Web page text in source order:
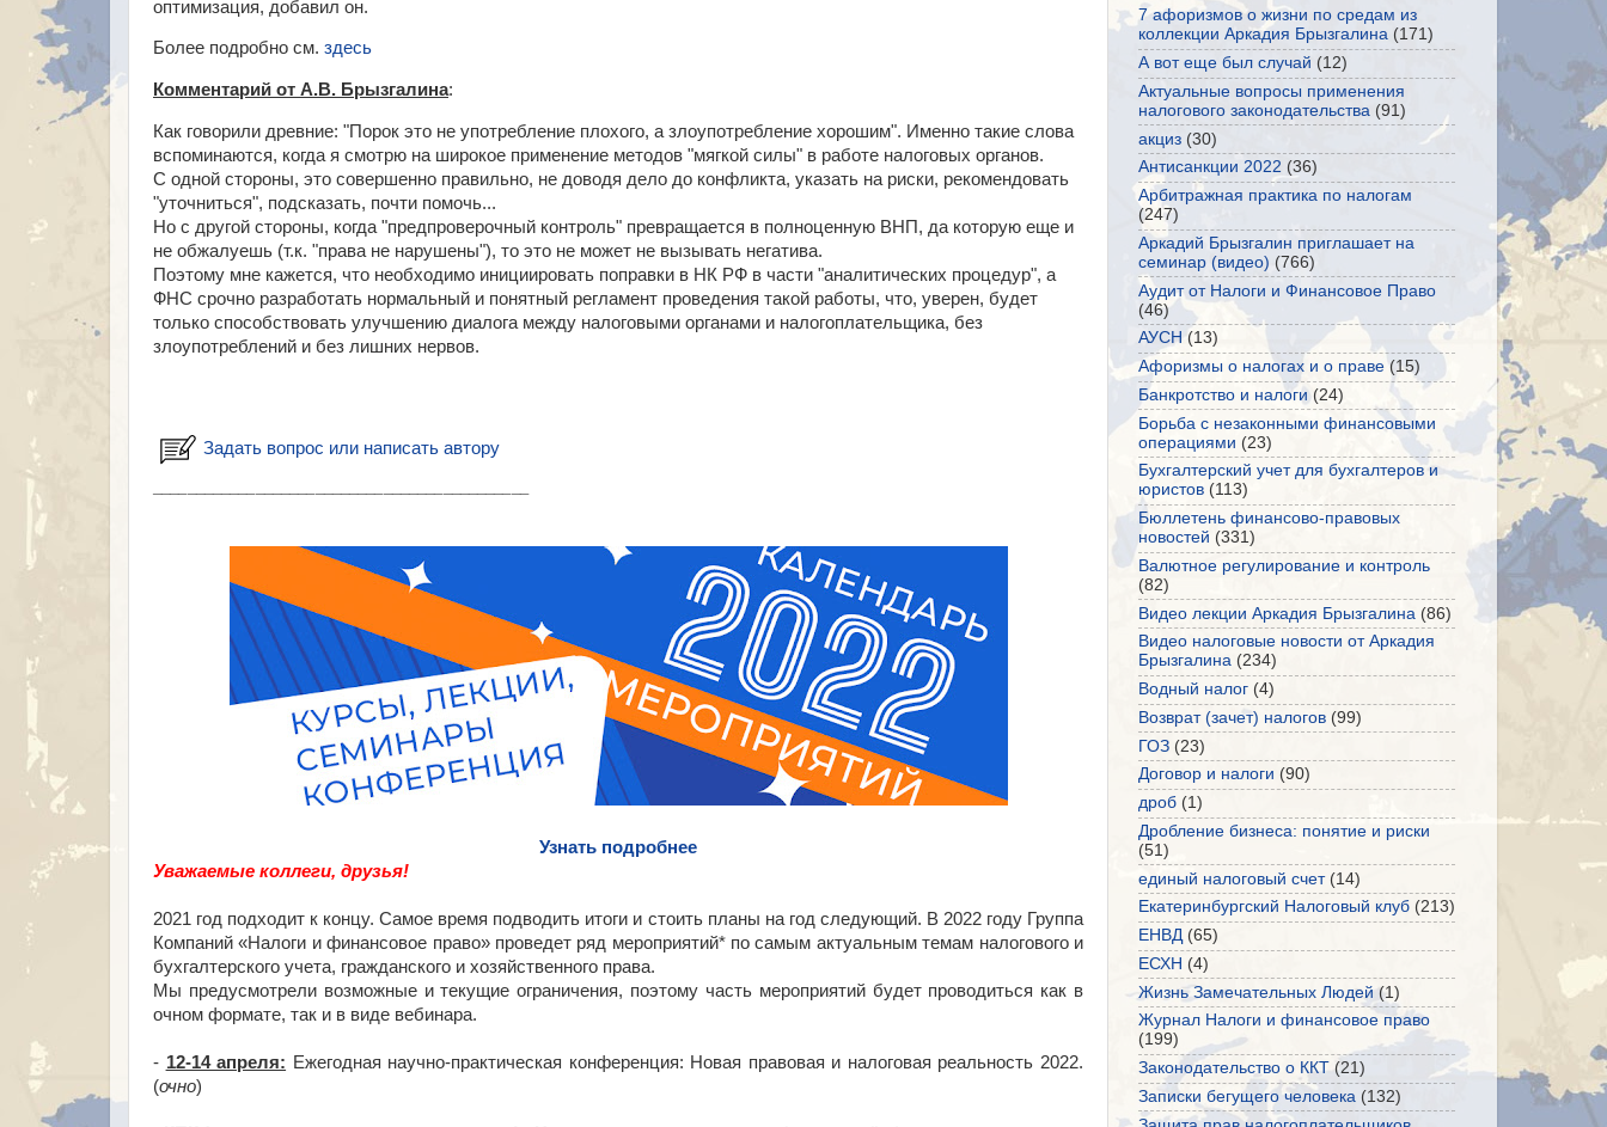
оптимизация, добавил он.
Более подробно см. здесь
Комментарий от А.В. Брызгалина:
Как говорили древние: "Порок это не употребление плохого, а злоупотребление хорошим". Именно такие слова
вспоминаются, когда я смотрю на широкое применение методов "мягкой силы" в работе налоговых органов.
С одной стороны, это совершенно правильно, не доводя дело до конфликта, указать на риски, рекомендовать
"уточниться", подсказать, почти помочь...
Но с другой стороны, когда "предпроверочный контроль" превращается в полноценную ВНП, да которую еще и
не обжалуешь (т.к. "права не нарушены"), то это не может не вызывать негатива.
Поэтому мне кажется, что необходимо инициировать поправки в НК РФ в части "аналитических процедур", а
ФНС срочно разработать нормальный и понятный регламент проведения такой работы, что, уверен, будет
только способствовать улучшению диалога между налоговыми органами и налогоплательщика, без
злоупотреблений и без лишних нервов.
Задать вопрос или написать автору
Узнать подробнее
Уважаемые коллеги, друзья!
2021 год подходит к концу. Самое время подводить итоги и стоить планы на год следующий. В 2022 году Группа
Компаний «Налоги и финансовое право» проведет ряд мероприятий* по самым актуальным темам налогового и
бухгалтерского учета, гражданского и хозяйственного права.
Мы предусмотрели возможные и текущие ограничения, поэтому часть мероприятий будет проводиться как в
очном формате, так и в виде вебинара.
- 12-14 апреля: Ежегодная научно-практическая конференция: Новая правовая и налоговая реальность 2022.
(очно)
7 афоризмов о жизни по средам из
коллекции Аркадия Брызгалина (171)
А вот еще был случай (12)
Актуальные вопросы применения
налогового законодательства (91)
акциз (30)
Антисанкции 2022 (36)
Арбитражная практика по налогам
(247)
Аркадий Брызгалин приглашает на
семинар (видео) (766)
Аудит от Налоги и Финансовое Право
(46)
АУСН (13)
Афоризмы о налогах и о праве (15)
Банкротство и налоги (24)
Борьба с незаконными финансовыми
операциями (23)
Бухгалтерский учет для бухгалтеров и
юристов (113)
Бюллетень финансово-правовых
новостей (331)
Валютное регулирование и контроль
(82)
Видео лекции Аркадия Брызгалина (86)
Видео налоговые новости от Аркадия
Брызгалина (234)
Водный налог (4)
Возврат (зачет) налогов (99)
ГОЗ (23)
Договор и налоги (90)
дроб (1)
Дробление бизнеса: понятие и риски
(51)
единый налоговый счет (14)
Екатеринбургский Налоговый клуб (213)
ЕНВД (65)
ЕСХН (4)
Жизнь Замечательных Людей (1)
Журнал Налоги и финансовое право
(199)
Законодательство о ККТ (21)
Записки бегущего человека (132)